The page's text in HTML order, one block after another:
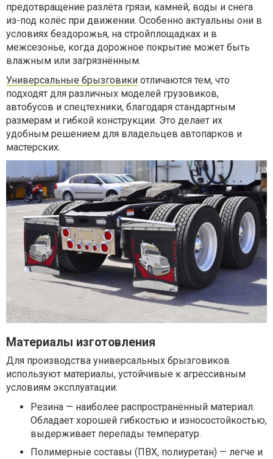
предотвращение разлёта грязи, камней, воды и снега
из-под колёс при движении. Особенно актуальны они в
условиях бездорожья, на стройплощадках и в
межсезонье, когда дорожное покрытие может быть
влажным или загрязнённым.
Универсальные брызговики отличаются тем, что
подходят для различных моделей грузовиков,
автобусов и спецтехники, благодаря стандартным
размерам и гибкой конструкции. Это делает их
удобным решением для владельцев автопарков и
мастерских.
Материалы изготовления
Для производства универсальных брызговиков
используют материалы, устойчивые к агрессивным
условиям эксплуатации:
Резина — наиболее распространённый материал.
Обладает хорошей гибкостью и износостойкостью,
выдерживает перепады температур.
Полимерные составы (ПВХ, полиуретан) — легче и